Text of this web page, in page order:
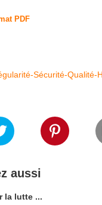
PDF
Sécurité-Qualité-
aussi
la lutte ...